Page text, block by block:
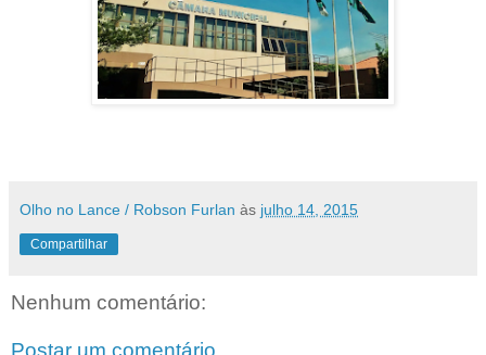
Olho no Lance / Robson Furlan às julho 14, 2015
Compartilhar
Nenhum comentário:
Postar um comentário